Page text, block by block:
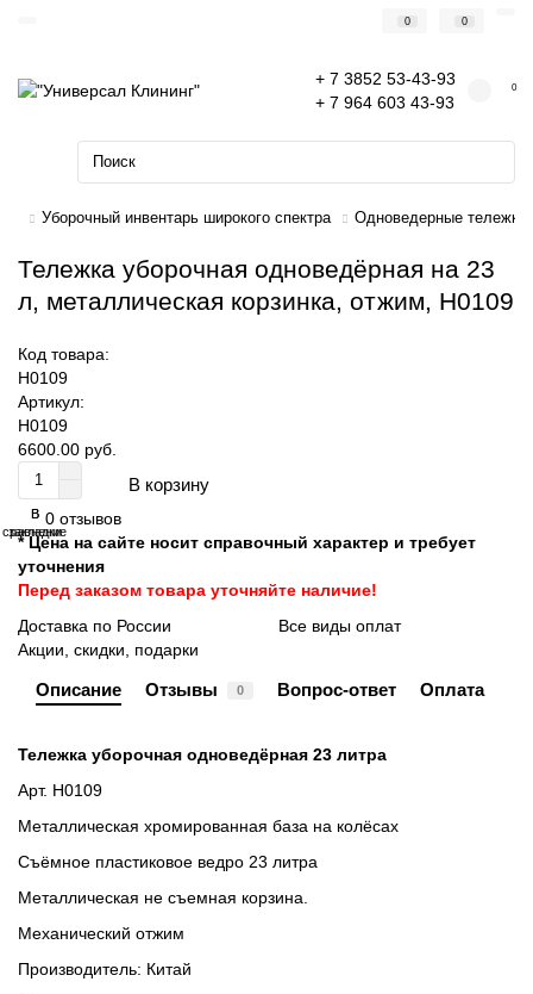
0 0
+ 7 3852 53-43-93
+ 7 964 603 43-93
0
Уборочный инвентарь широкого спектра Одноведерные тележки
Тележка уборочная одноведёрная на 23
л, металлическая корзинка, отжим, Н0109
Код товара:
Н0109
Артикул:
Н0109
6600.00 руб.
В корзину
В
закладки
В
сравнение
0 отзывов
* Цена на сайте носит справочный характер и требует
уточнения
Перед заказом товара уточняйте наличие!
Доставка по России
Все виды оплат
Акции, скидки, подарки
Описание Отзывы 0 Вопрос-ответ Оплата
Тележка уборочная одноведёрная 23 литра
Арт. Н0109
Металлическая хромированная база на колёсах
Съёмное пластиковое ведро 23 литра
Металлическая не съемная корзина.
Механический отжим
Производитель: Китай